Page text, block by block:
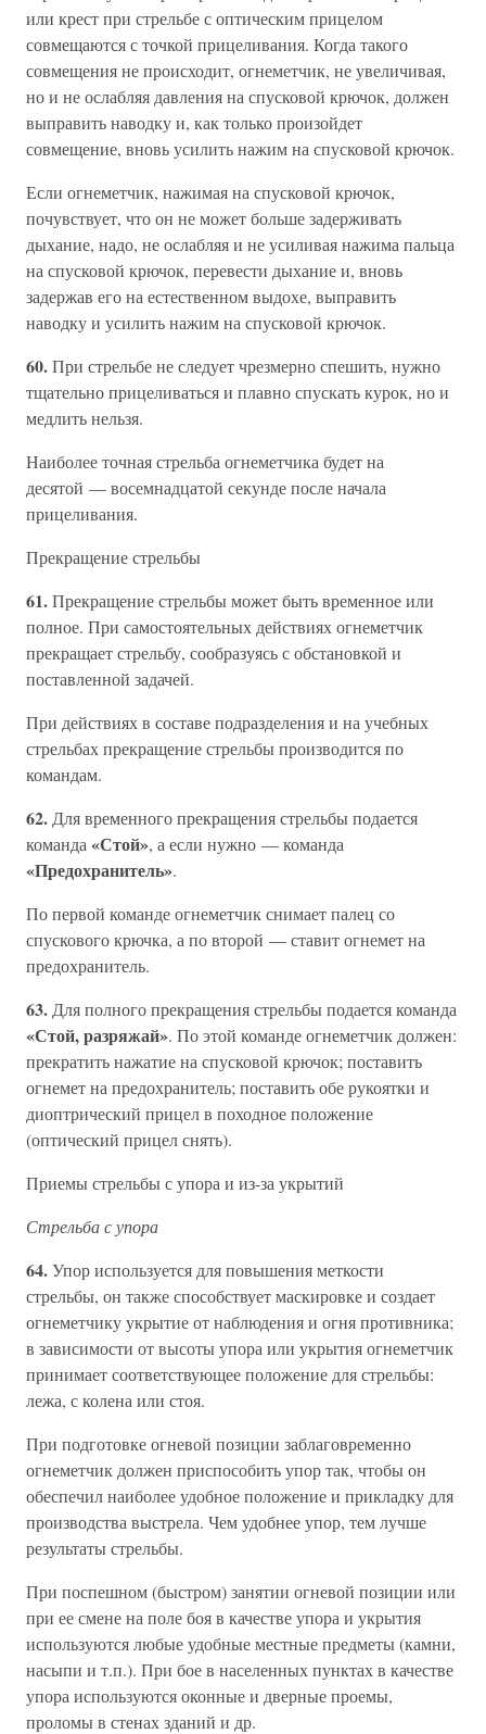
или крест при стрельбе с оптическим прицелом
совмещаются с точкой прицеливания. Когда такого
совмещения не происходит, огнеметчик, не увеличивая,
но и не ослабляя давления на спусковой крючок, должен
выправить наводку и, как только произойдет
совмещение, вновь усилить нажим на спусковой крючок.
Если огнеметчик, нажимая на спусковой крючок,
почувствует, что он не может больше задерживать
дыхание, надо, не ослабляя и не усиливая нажима пальца
на спусковой крючок, перевести дыхание и, вновь
задержав его на естественном выдохе, выправить
наводку и усилить нажим на спусковой крючок.
60.При стрельбе не следует чрезмерно спешить, нужно
тщательно прицеливаться и плавно спускать курок, но и
медлить нельзя.
Наиболее точная стрельба огнеметчика будет на
десятой — восемнадцатой секунде после начала
прицеливания.
Прекращение стрельбы
61.Прекращение стрельбы может быть временное или
полное. При самостоятельных действиях огнеметчик
прекращает стрельбу, сообразуясь с обстановкой и
поставленной задачей.
При действиях в составе подразделения и на учебных
стрельбах прекращение стрельбы производится по
командам.
62. Для временного прекращения стрельбы подается
команда «Стой», а если нужно — команда
«Предохранитель».
По первой команде огнеметчик снимает палец со
спускового крючка, а по второй — ставит огнемет на
предохранитель.
63. Для полного прекращения стрельбы подается команда
«Стой, разряжай». По этой команде огнеметчик должен:
прекратить нажатие на спусковой крючок; поставить
огнемет на предохранитель; поставить обе рукоятки и
диоптрический прицел в походное положение
(оптический прицел снять).
Приемы стрельбы с упора и из-за укрытий
Стрельба с упора
64.Упор используется для повышения меткости
стрельбы, он также способствует маскировке и создает
огнеметчику укрытие от наблюдения и огня противника;
в зависимости от высоты упора или укрытия огнеметчик
принимает соответствующее положение для стрельбы:
лежа, с колена или стоя.
При подготовке огневой позиции заблаговременно
огнеметчик должен приспособить упор так, чтобы он
обеспечил наиболее удобное положение и прикладку для
производства выстрела. Чем удобнее упор, тем лучше
результаты стрельбы.
При поспешном (быстром) занятии огневой позиции или
при ее смене на поле боя в качестве упора и укрытия
используются любые удобные местные предметы (камни,
насыпи и т.п.). При бое в населенных пунктах в качестве
упора используются оконные и дверные проемы,
проломы в стенах зданий и др.